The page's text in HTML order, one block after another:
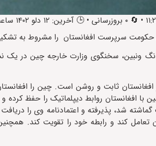
سرپرست افغانستان را مشروط به
وانگ ونبین، سخنگوی وزارت خارجه چین در
ثابت و روشن است. چین را
با افغانستان روابط دیپلماتیک را حفظ
شد، پذیرفته و اعتمادنامه وی را
کند و رابطه خود را تقویت کند.